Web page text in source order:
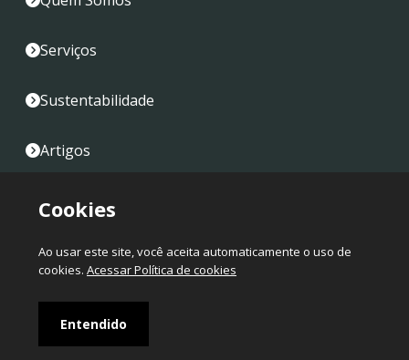
Serviços
Sustentabilidade
Artigos
Fale Conosco
Mapa do Site
Copyright
© 2024
Cookies
Ao usar este site, você aceita automaticamente o uso de
cookies. Acessar Política de cookies
Entendido